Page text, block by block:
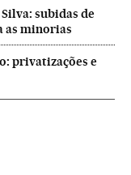
subidas de
as minorias
privatizações e